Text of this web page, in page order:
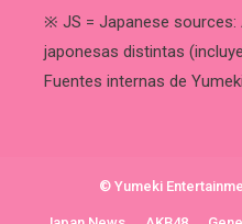
※ JS = Japanese
japonesas distintas
Fuentes internas de
© Yumeki